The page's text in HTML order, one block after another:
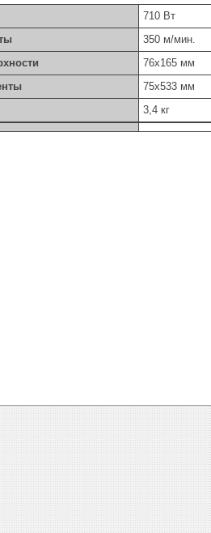
710 Вт
350 м/мин.
76х165 мм
75х533 мм
3,4 кг